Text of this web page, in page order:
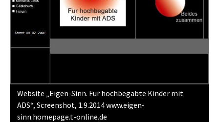
Website „Eigen-Sinn. Für hochbegabte Kinder mit
ADS“, Screenshot, 1.9.2014 www.eigen-
sinn.homepage.t-online.de